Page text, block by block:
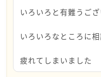
見てストレッチでも
いします。
いろいろと有難うご
いろいろなところに
疲れてしまいました